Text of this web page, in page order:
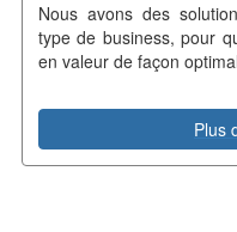
Nous avons des
type de business, pour
en valeur de façon
Plus